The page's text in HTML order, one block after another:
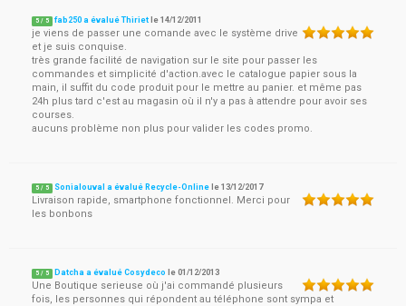
5 / 5 fab250 a évalué Thiriet le14/12/2011
je viens de passer une comande avec le système drive
et je suis conquise.
très grande facilité de navigation sur le site pour passer les
commandes et simplicité d'action.avec le catalogue papier sous la
main, il suffit du code produit pour le mettre au panier. et même pas
24h plus tard c'est au magasin où il n'y a pas à attendre pour avoir ses
courses.
aucuns problème non plus pour valider les codes promo.
5 / 5 Sonialouval a évalué Recycle-Online le13/12/2017
Livraison rapide, smartphone fonctionnel. Merci pour
les bonbons
5 / 5 Datcha a évalué Cosydeco le01/12/2013
Une Boutique serieuse où j'ai commandé plusieurs
fois, les personnes qui répondent au téléphone sont sympa et